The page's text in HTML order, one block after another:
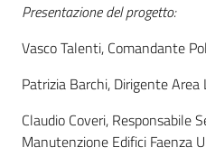
Presentazione del progetto:
Vasco Talenti, Comandante
Patrizia Barchi, Dirigente Area
Claudio Coveri, Responsabile
Manutenzione Edifici Faenza